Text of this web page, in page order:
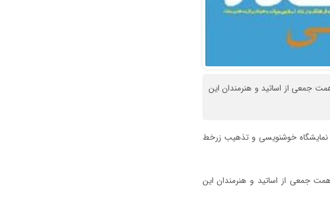
جمعی از اساتید و هنرمندان این
نمایشگاه خوشنویسی و تذهیب زرخط
جمعی از اساتید و هنرمندان این